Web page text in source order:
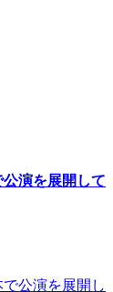
演を展開して